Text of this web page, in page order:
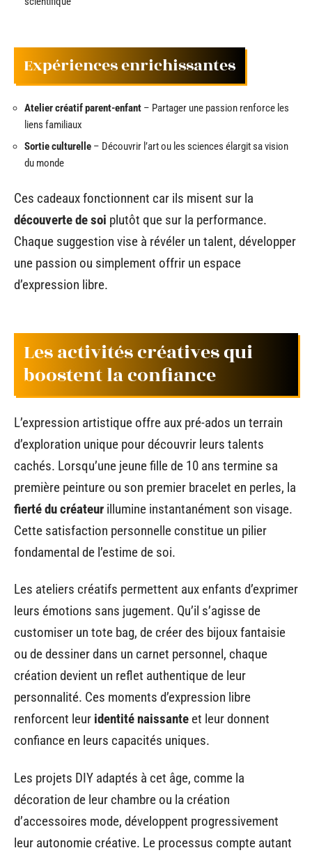
Expériences enrichissantes
Atelier créatif parent-enfant – Partager une passion renforce les
liens familiaux
Sortie culturelle – Découvrir l’art ou les sciences élargit sa vision
du monde
Ces cadeaux fonctionnent car ils misent sur la
découverte de soi plutôt que sur la performance.
Chaque suggestion vise à révéler un talent, développer
une passion ou simplement offrir un espace
d’expression libre.
Les activités créatives qui
boostent la confiance
L’expression artistique offre aux pré-ados un terrain
d’exploration unique pour découvrir leurs talents
cachés. Lorsqu’une jeune fille de 10 ans termine sa
première peinture ou son premier bracelet en perles, la
fierté du créateur illumine instantanément son visage.
Cette satisfaction personnelle constitue un pilier
fondamental de l’estime de soi.
Les ateliers créatifs permettent aux enfants d’exprimer
leurs émotions sans jugement. Qu’il s’agisse de
customiser un tote bag, de créer des bijoux fantaisie
ou de dessiner dans un carnet personnel, chaque
création devient un reflet authentique de leur
personnalité. Ces moments d’expression libre
renforcent leur identité naissante et leur donnent
confiance en leurs capacités uniques.
Les projets DIY adaptés à cet âge, comme la
décoration de leur chambre ou la création
d’accessoires mode, développent progressivement
leur autonomie créative. Le processus compte autant